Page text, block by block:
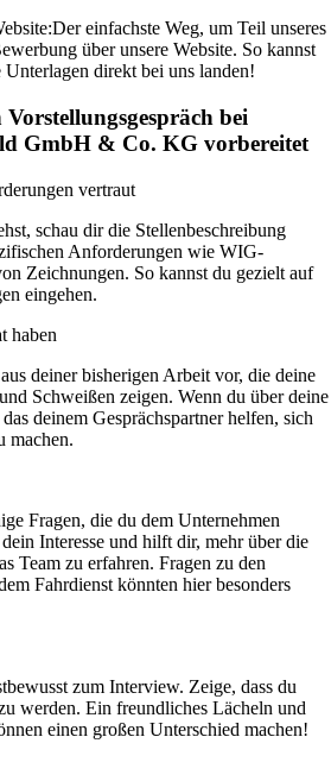
Der einfachste Weg, um Teil unseres
über unsere Website. So kannst
Unterlagen direkt bei uns landen!
bei
GmbH & Co. KG vorbereitet
vertraut
schau dir die Stellenbeschreibung
Anforderungen wie WIG-
Zeichnungen. So kannst du gezielt auf
eingehen.
haben
deiner bisherigen Arbeit vor, die deine
Schweißen zeigen. Wenn du über deine
deinem Gesprächspartner helfen, sich
machen.
Fragen, die du dem Unternehmen
Interesse und hilft dir, mehr über die
Team zu erfahren. Fragen zu den
Fahrdienst könnten hier besonders
zum Interview. Zeige, dass du
werden. Ein freundliches Lächeln und
einen großen Unterschied machen!